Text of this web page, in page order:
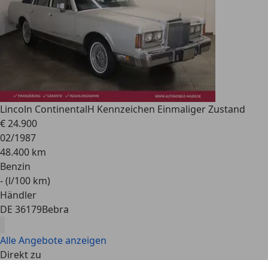
Lincoln ContinentalH Kennzeichen Einmaliger Zustand
€ 24.900
02/1987
48.400 km
Benzin
- (l/100 km)
Händler
DE 36179Bebra
Alle Angebote anzeigen
Direkt zu